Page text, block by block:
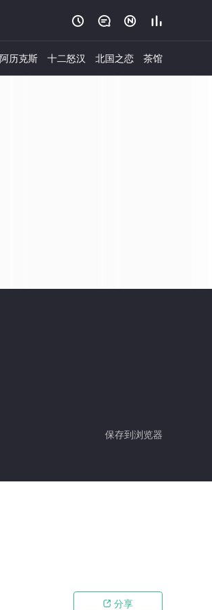
   
阿历克斯 十二怒汉 北国之恋 茶馆
保存到浏览器
 分享